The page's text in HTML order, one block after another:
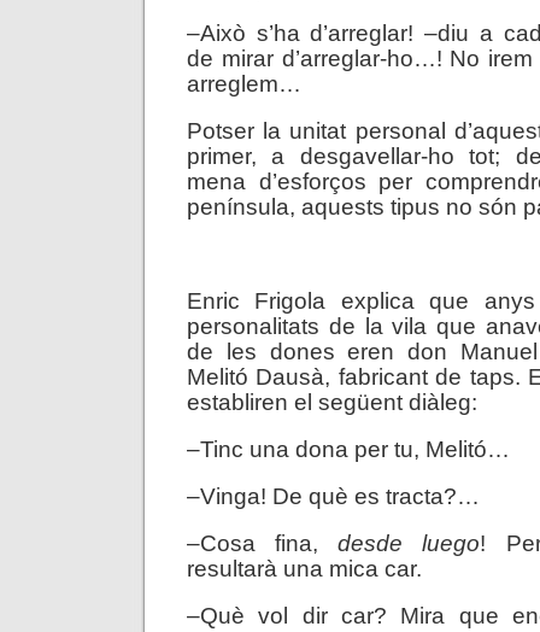
–Això s’ha d’arreglar! –diu a
de mirar d’arreglar-ho…! No
arreglem…
Potser la unitat personal
primer, a desgavellar-ho tot;
mena d’esforços per
península, aquests tipus no són
Enric Frigola explica que
personalitats de la vila que
de les dones eren don
Melitó Dausà, fabricant de taps.
establiren el següent diàleg:
–Tinc una dona per tu, Melitó…
–Vinga! De què es tracta?…
–Cosa fina,desde luego!
resultarà una mica car.
–Què vol dir car? Mira que